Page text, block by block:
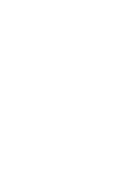
Strand